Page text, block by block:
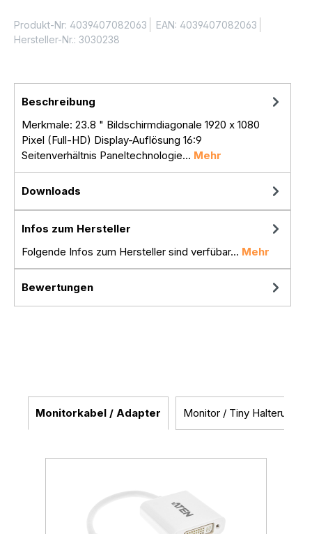
Produkt-Nr: 4039407082063 EAN: 4039407082063
Hersteller-Nr.: 3030238
Beschreibung
Merkmale: 23.8 " Bildschirmdiagonale 1920 x 1080
Pixel (Full-HD) Display-Auflösung 16:9
Seitenverhältnis Paneltechnologie… Mehr
Downloads
Infos zum Hersteller
Folgende Infos zum Hersteller sind verfübar... Mehr
Bewertungen
Monitorkabel / Adapter Monitor / Tiny Halterungen